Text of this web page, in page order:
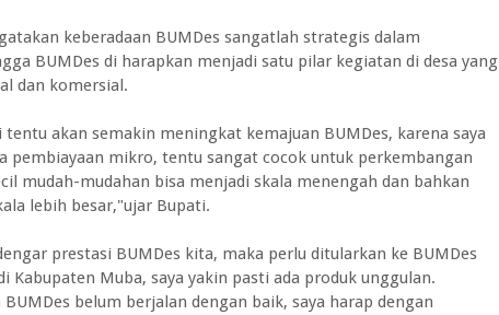
keberadaan BUMDes sangatlah strategis dalam
BUMDes di harapkan menjadi satu pilar kegiatan di desa yang
dan komersial.
akan semakin meningkat kemajuan BUMDes, karena saya
pembiayaan mikro, tentu sangat cocok untuk perkembangan
mudah-mudahan bisa menjadi skala menengah dan bahkan
lebih besar,"ujar Bupati.
prestasi BUMDes kita, maka perlu ditularkan ke BUMDes
Kabupaten Muba, saya yakin pasti ada produk unggulan.
belum berjalan dengan baik, saya harap dengan